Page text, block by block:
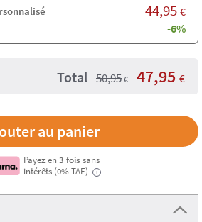
44,95 €
-6%
Total 50,95 € 47,95 €
Payez en 3 fois sans
intérêts (0% TAE)
i